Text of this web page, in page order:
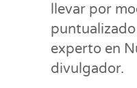
llevar por
experto en
divulgador.